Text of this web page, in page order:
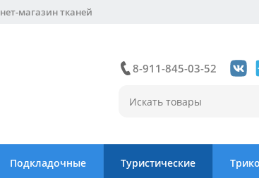
магазин тканей
8-911-845-03-52
Подкладочные Туристические